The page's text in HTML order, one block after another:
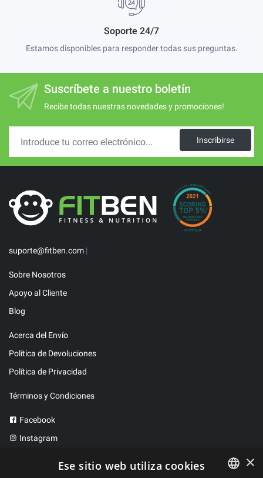
Soporte 24/7
Estamos disponibles para responder todas sus preguntas.
Suscríbete a nuestro boletín
Recibe todas nuestras novedades y promociones!
Inscribirse
suporte@fitben.com |
Sobre Nosotros
Apoyo al Cliente
Blog
Acerca del Envío
Política de Devoluciones
Política de Privacidad
Términos y Condiciones
Facebook
Instagram
×
Ese sitio web utiliza cookies